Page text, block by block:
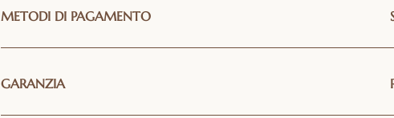
METODI DI PAGAMENTO
GARANZIA